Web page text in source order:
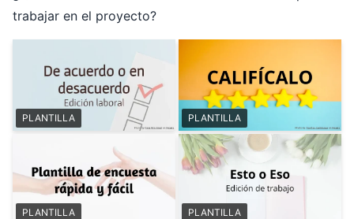
trabajar en el proyecto?
PLANTILLA PLANTILLA
PLANTILLA PLANTILLA